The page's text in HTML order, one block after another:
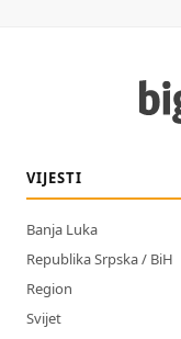
VIJESTI
Banja Luka
Republika Srpska / BiH
Region
Svijet